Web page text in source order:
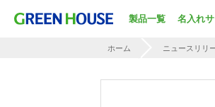
製品一覧 名入れ
ホーム ニュースリリ